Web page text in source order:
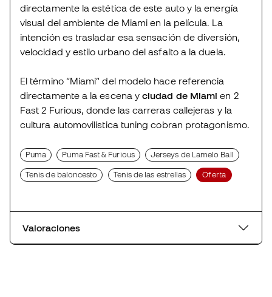
directamente la estética de este auto y la energía
visual del ambiente de Miami en la película. La
intención es trasladar esa sensación de diversión,
velocidad y estilo urbano del asfalto a la duela.
El término “Miami” del modelo hace referencia
directamente a la escena yciudad de Miamien 2
Fast 2 Furious, donde las carreras callejeras y la
cultura automovilística tuning cobran protagonismo.
Puma Puma Fast & Furious Jerseys de Lamelo Ball
Tenis de baloncesto Tenis de las estrellas Oferta
Valoraciones